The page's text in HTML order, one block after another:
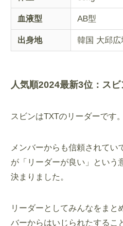
血液型 AB型
出身地 韓国 大邱広
人気順2024最新3位： スビ
スビンはTXTのリーダーです。
メンバーからも信頼されてい
が「リーダーが良い」という
決まりました。
リーダーとしてみんなをまと
バーからはいじられたするこ